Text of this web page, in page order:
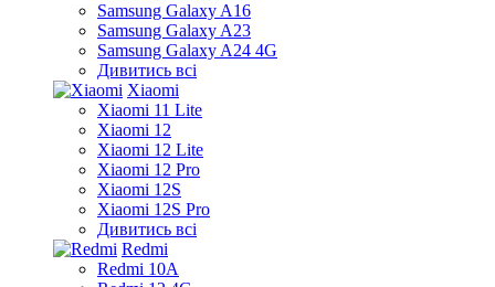
Samsung Galaxy A16
Samsung Galaxy A23
Samsung Galaxy A24 4G
Дивитись всі
Xiaomi
Xiaomi 11 Lite
Xiaomi 12
Xiaomi 12 Lite
Xiaomi 12 Pro
Xiaomi 12S
Xiaomi 12S Pro
Дивитись всі
Redmi
Redmi 10A